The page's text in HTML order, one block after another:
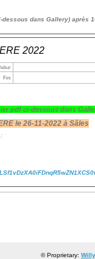
dans Gallery) après
2022
Fin:
pdf ci-dessous dans
le 26-11-2022 à Sâles
© Proprietary: